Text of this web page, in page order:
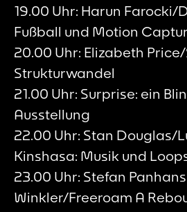
19.00 Uhr: Harun Farocki/
Fußball und Motion
20.00 Uhr: Elizabeth Price/
Strukturwandel
21.00 Uhr: Surprise: ein
Ausstellung
22.00 Uhr: Stan Douglas/
Kinshasa: Musik und
23.00 Uhr: Stefan
Winkler/Freeroam A